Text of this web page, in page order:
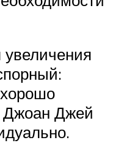
Джоан Джей